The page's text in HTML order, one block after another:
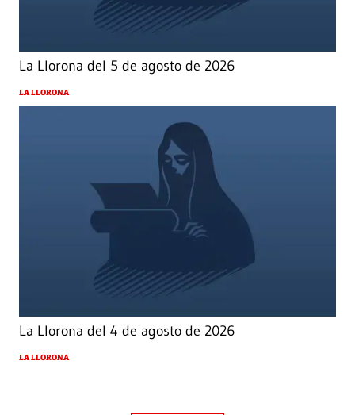
La Llorona del 5 de agosto de 2026
LA LLORONA
La Llorona del 4 de agosto de 2026
LA LLORONA